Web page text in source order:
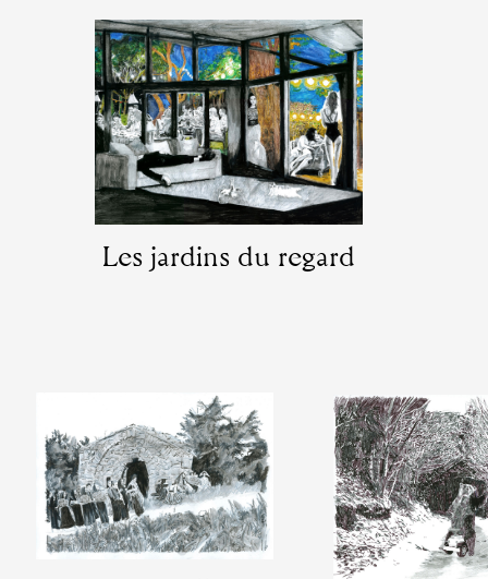
Réseau
Artistes
Année par année
Collection vidéos
Les jardins du regard